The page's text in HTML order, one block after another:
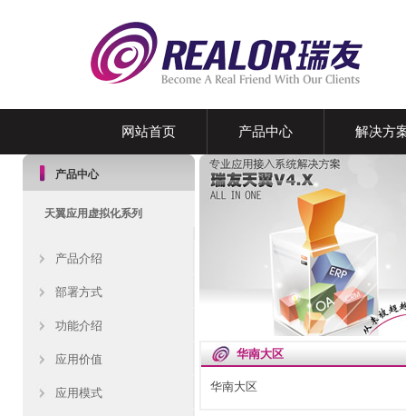
网站首页 产品中心 解决方
产品中心
天翼应用虚拟化系列
产品介绍
部署方式
功能介绍
应用价值
应用模式
华南大区
华南大区